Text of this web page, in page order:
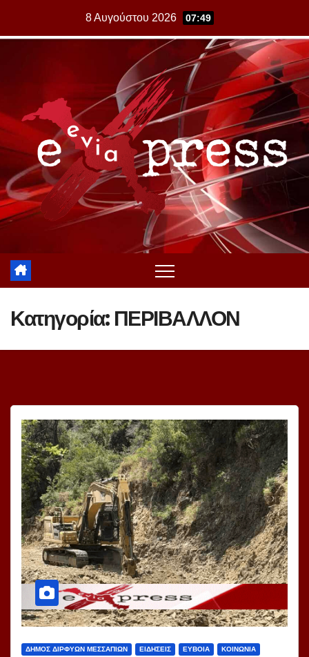
8 Αυγούστου 2026 07:49
Κατηγορία: ΠΕΡΙΒΑΛΛΟΝ
ΔΗΜΟΣ ΔΙΡΦΥΩΝ ΜΕΣΣΑΠΙΩΝ ΕΙΔΗΣΕΙΣ ΕΥΒΟΙΑ ΚΟΙΝΩΝΙΑ